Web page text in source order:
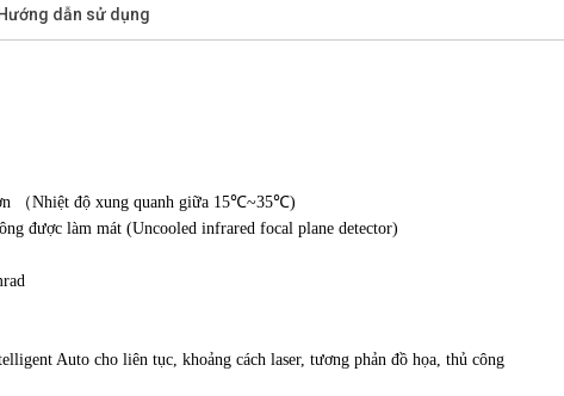
dẫn sử dụng
（Nhiệt độ xung quanh giữa 15℃~35℃)
được làm mát (Uncooled infrared focal plane detector)
Auto cho liên tục, khoảng cách laser, tương phản đồ họa, thủ công